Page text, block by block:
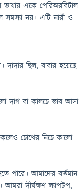
ভাষায় একে পেরিঅরবিটাল
সমস্যা নয়। এটি নারী ও
ছিল, বাবার হয়েছে
দাগ বা কালচে ভাব আসা
চোখের নিচে কালো
পারে। আমাদের বর্তমান
দীর্ঘক্ষণ ল্যাপটপ,